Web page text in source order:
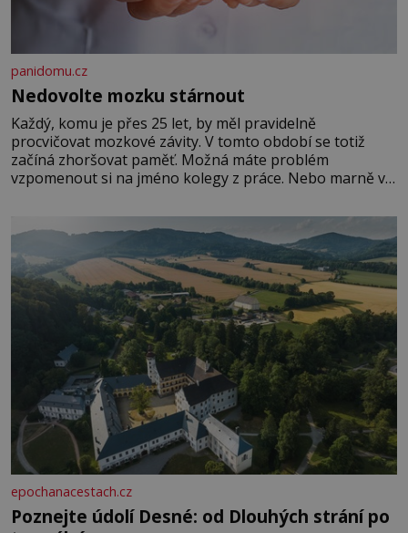
panidomu.cz
Nedovolte mozku stárnout
Každý, komu je přes 25 let, by měl pravidelně
procvičovat mozkové závity. V tomto období se totiž
začíná zhoršovat paměť. Možná máte problém
vzpomenout si na jméno kolegy z práce. Nebo marně v
Je to opravdu tak, s věkem jako kdyby se paměť
rozhodla stávkovat. Cvičte
epochanacestach.cz
Poznejte údolí Desné: od Dlouhých strání po